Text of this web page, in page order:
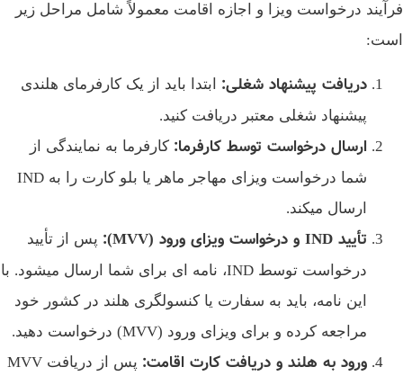
درخواست ویزا و اجازه اقامت معمولاً شامل مراحل زیر
دریافت پیشنهاد شغلی:ابتدا باید از یک کارفرمای هلندی
پیشنهاد شغلی معتبر دریافت کنید.
ارسال درخواست توسط کارفرما:کارفرما به نمایندگی از
شما درخواست ویزای مهاجر ماهر یا بلو کارت را به IND
ارسال میکند.
تأییدIND و درخواست ویزای ورود(MVV):
پس از تأیید
درخواست توسط IND، نامه‌ ای برای شما ارسال میشود. با
این نامه، باید به سفارت یا کنسولگری هلند در کشور خود
مراجعه کرده و برای ویزای ورود (MVV) درخواست دهید.
ورود به هلند و دریافت کارت اقامت:
پس از دریافت MVV